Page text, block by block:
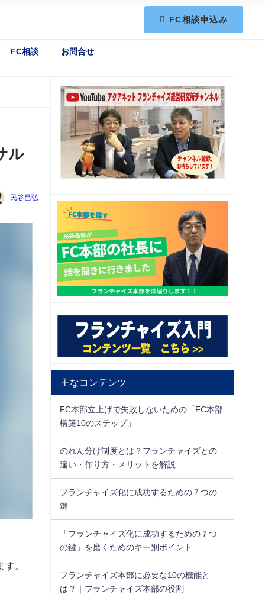
FC相談申込み
FC相談 お問合せ
ル
民谷昌弘
。
主なコンテンツ
FC本部立上げで失敗しないための「FC本部
構築10のステップ」
のれん分け制度とは？フランチャイズとの
違い・作り方・メリットを解説
フランチャイズ化に成功するための７つの
鍵
「フランチャイズ化に成功するための７つ
の鍵」を磨くためのキー別ポイント
フランチャイズ本部に必要な10の機能と
は？｜フランチャイズ本部の役割